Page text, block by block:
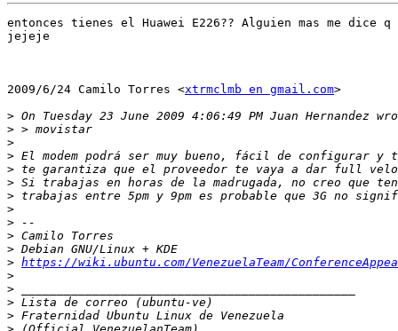
entonces tienes el Huawei E226?? Alguien mas me dice
jejeje
2009/6/24 Camilo Torres <xtrmclmb en gmail.com>
>
>
>
>
>
>
>
>
>
>
>
> https://wiki.ubuntu.com/VenezuelaTeam/
>
>
>
>